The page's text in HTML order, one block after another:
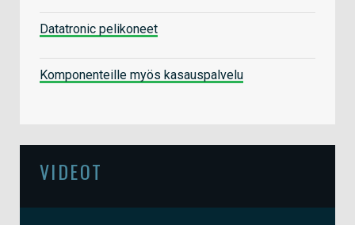
Datatronic pelikoneet
Komponenteille myös kasauspalvelu
VIDEOT